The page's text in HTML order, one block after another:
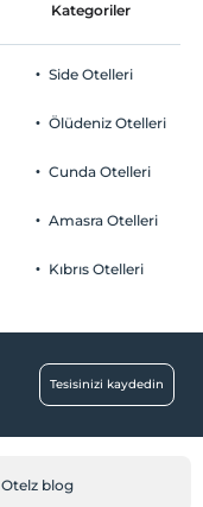
Kategoriler
Side Otelleri
Ölüdeniz Otelleri
Cunda Otelleri
Amasra Otelleri
Kıbrıs Otelleri
Tesisinizi kaydedin
Otelz blog